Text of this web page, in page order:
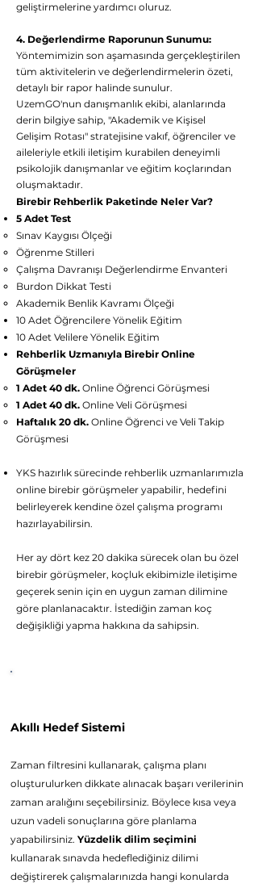
geliştirmelerine yardımcı oluruz.
4. Değerlendirme Raporunun Sunumu:
Yöntemimizin son aşamasında gerçekleştirilen
tüm aktivitelerin ve değerlendirmelerin özeti,
detaylı bir rapor halinde sunulur.
UzemGO'nun danışmanlık ekibi, alanlarında
derin bilgiye sahip, "Akademik ve Kişisel
Gelişim Rotası" stratejisine vakıf, öğrenciler ve
aileleriyle etkili iletişim kurabilen deneyimli
psikolojik danışmanlar ve eğitim koçlarından
oluşmaktadır.
Birebir Rehberlik Paketinde Neler Var?
5 Adet Test
Sınav Kaygısı Ölçeği
Öğrenme Stilleri
Çalışma Davranışı Değerlendirme Envanteri
Burdon Dikkat Testi
Akademik Benlik Kavramı Ölçeği
10 Adet Öğrencilere Yönelik Eğitim
10 Adet Velilere Yönelik Eğitim
Rehberlik Uzmanıyla Birebir Online
Görüşmeler
1 Adet 40 dk. Online Öğrenci Görüşmesi
1 Adet 40 dk. Online Veli Görüşmesi
Haftalık 20 dk. Online Öğrenci ve Veli Takip
Görüşmesi
YKS hazırlık sürecinde rehberlik uzmanlarımızla
online birebir görüşmeler yapabilir, hedefini
belirleyerek kendine özel çalışma programı
hazırlayabilirsin.
Her ay dört kez 20 dakika sürecek olan bu özel
birebir görüşmeler, koçluk ekibimizle iletişime
geçerek senin için en uygun zaman dilimine
göre planlanacaktır. İstediğin zaman koç
değişikliği yapma hakkına da sahipsin.
Akıllı Hedef Sistemi
Zaman filtresini kullanarak, çalışma planı
oluşturulurken dikkate alınacak başarı verilerinin
zaman aralığını seçebilirsiniz. Böylece kısa veya
uzun vadeli sonuçlarına göre planlama
yapabilirsiniz. Yüzdelik dilim seçimini
kullanarak sınavda hedeflediğiniz dilimi
değiştirerek çalışmalarınızda hangi konularda